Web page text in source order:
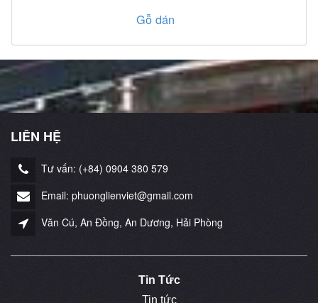
Gỗ dán
LIÊN HỆ
Tư vấn: (+84) 0904 380 579
Email: phuonglienviet@gmail.com
Văn Cú, An Đồng, An Dương, Hải Phòng
Tin Tức
Tin tức